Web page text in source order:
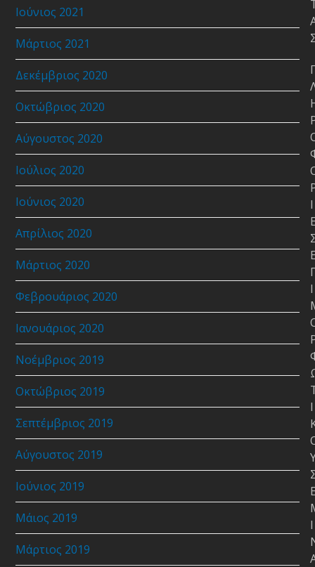
Ιούνιος 2021
Μάρτιος 2021
Δεκέμβριος 2020
Οκτώβριος 2020
Αύγουστος 2020
Ιούλιος 2020
Ιούνιος 2020
Απρίλιος 2020
Μάρτιος 2020
Φεβρουάριος 2020
Ιανουάριος 2020
Νοέμβριος 2019
Οκτώβριος 2019
Σεπτέμβριος 2019
Αύγουστος 2019
Ιούνιος 2019
Μάιος 2019
Μάρτιος 2019
Ι
Ι
Ι
Ι